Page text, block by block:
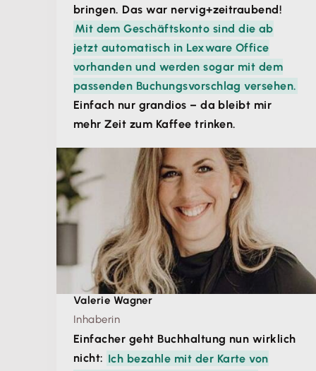
bringen. Das war nervig+zeitraubend!
Mit dem Geschäftskonto sind die ab
jetzt automatisch in Lexware Office
vorhanden und werden sogar mit dem
passenden Buchungsvorschlag versehen.
Einfach nur grandios – da bleibt mir
mehr Zeit zum Kaffee trinken.
Valerie Wagner
Inhaberin
Einfacher geht Buchhaltung nun wirklich
nicht: Ich bezahle mit der Karte von